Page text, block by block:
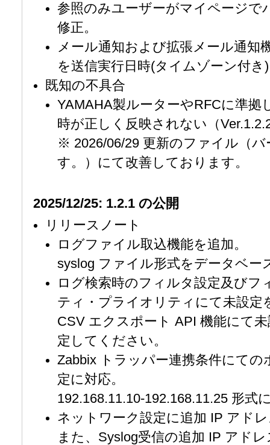
参照のみユーザーがマイページで
修正。
メール通知および拡張メール通知
を送信実行日時(タイムゾーン付き
既知の不具合
YAMAHA製ルーターやRFCに準
時が正しく反映されない（
※ 2026/06/29 更新のファイル（
す。）にて改善しております。
2025/12/25: 1.2.1 の公開
リリースノート
ログファイル取込機能を追加。
syslog ファイル形式をデータベー
ログ検索時のフィルタ設定及び
ティ・プライオリティにて未設定
CSV エクスポート API 機能にて
定してください。
Zabbix トラッパー連携条件にて
定に対応。
192.168.11.10-192.168.11.25 形式
ネットワーク設定に追加 IP アド
また、Syslog受信の追加 IP アド